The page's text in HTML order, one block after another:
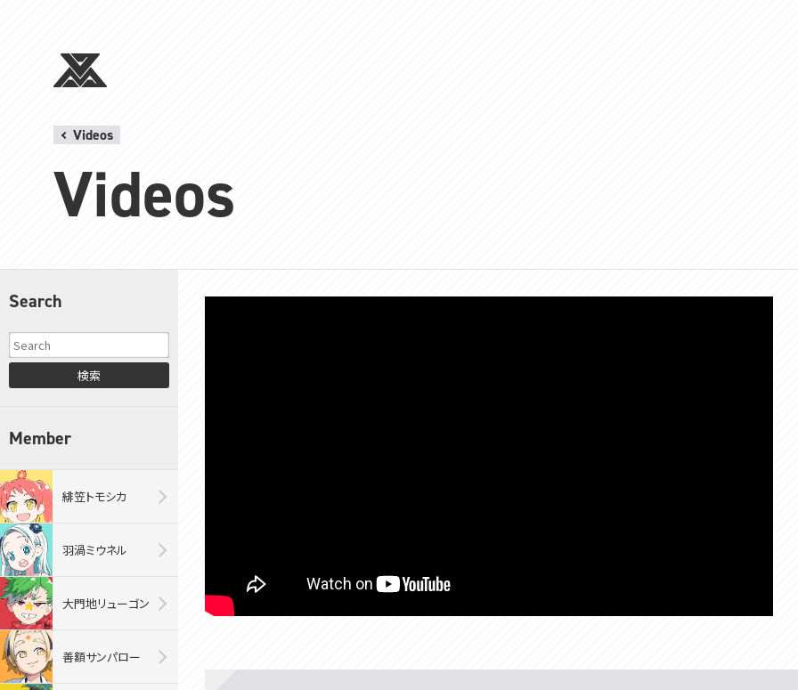
Videos
Videos
Search
検索
Member
緋笠トモシカ
羽渦ミウネル
大門地リューゴン
善額サンパロー